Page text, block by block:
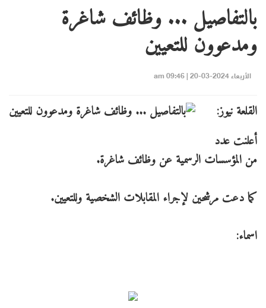
بالتفاصيل ... وظائف شاغرة
ومدعوون للتعيين
الأربعاء 2024-03-20 | 09:46 am
القلعة نيوز:
أعلنت عدد
من المؤسسات الرسمية عن وظائف شاغرة.
كما دعت مرشحين لإجراء المقابلات الشخصية وللتعيين.
اسماء: